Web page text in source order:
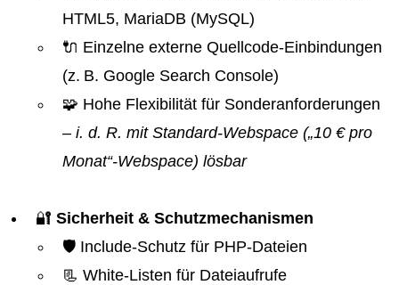
HTML5, MariaDB (MySQL)
🔌 Einzelne externe Quellcode-Einbindungen
(z. B. Google Search Console)
🧩 Hohe Flexibilität für Sonderanforderungen
– i. d. R. mit Standard-Webspace („10 € pro
Monat“-Webspace) lösbar
🔐 Sicherheit & Schutzmechanismen
🛡️ Include-Schutz für PHP-Dateien
📃 White-Listen für Dateiaufrufe